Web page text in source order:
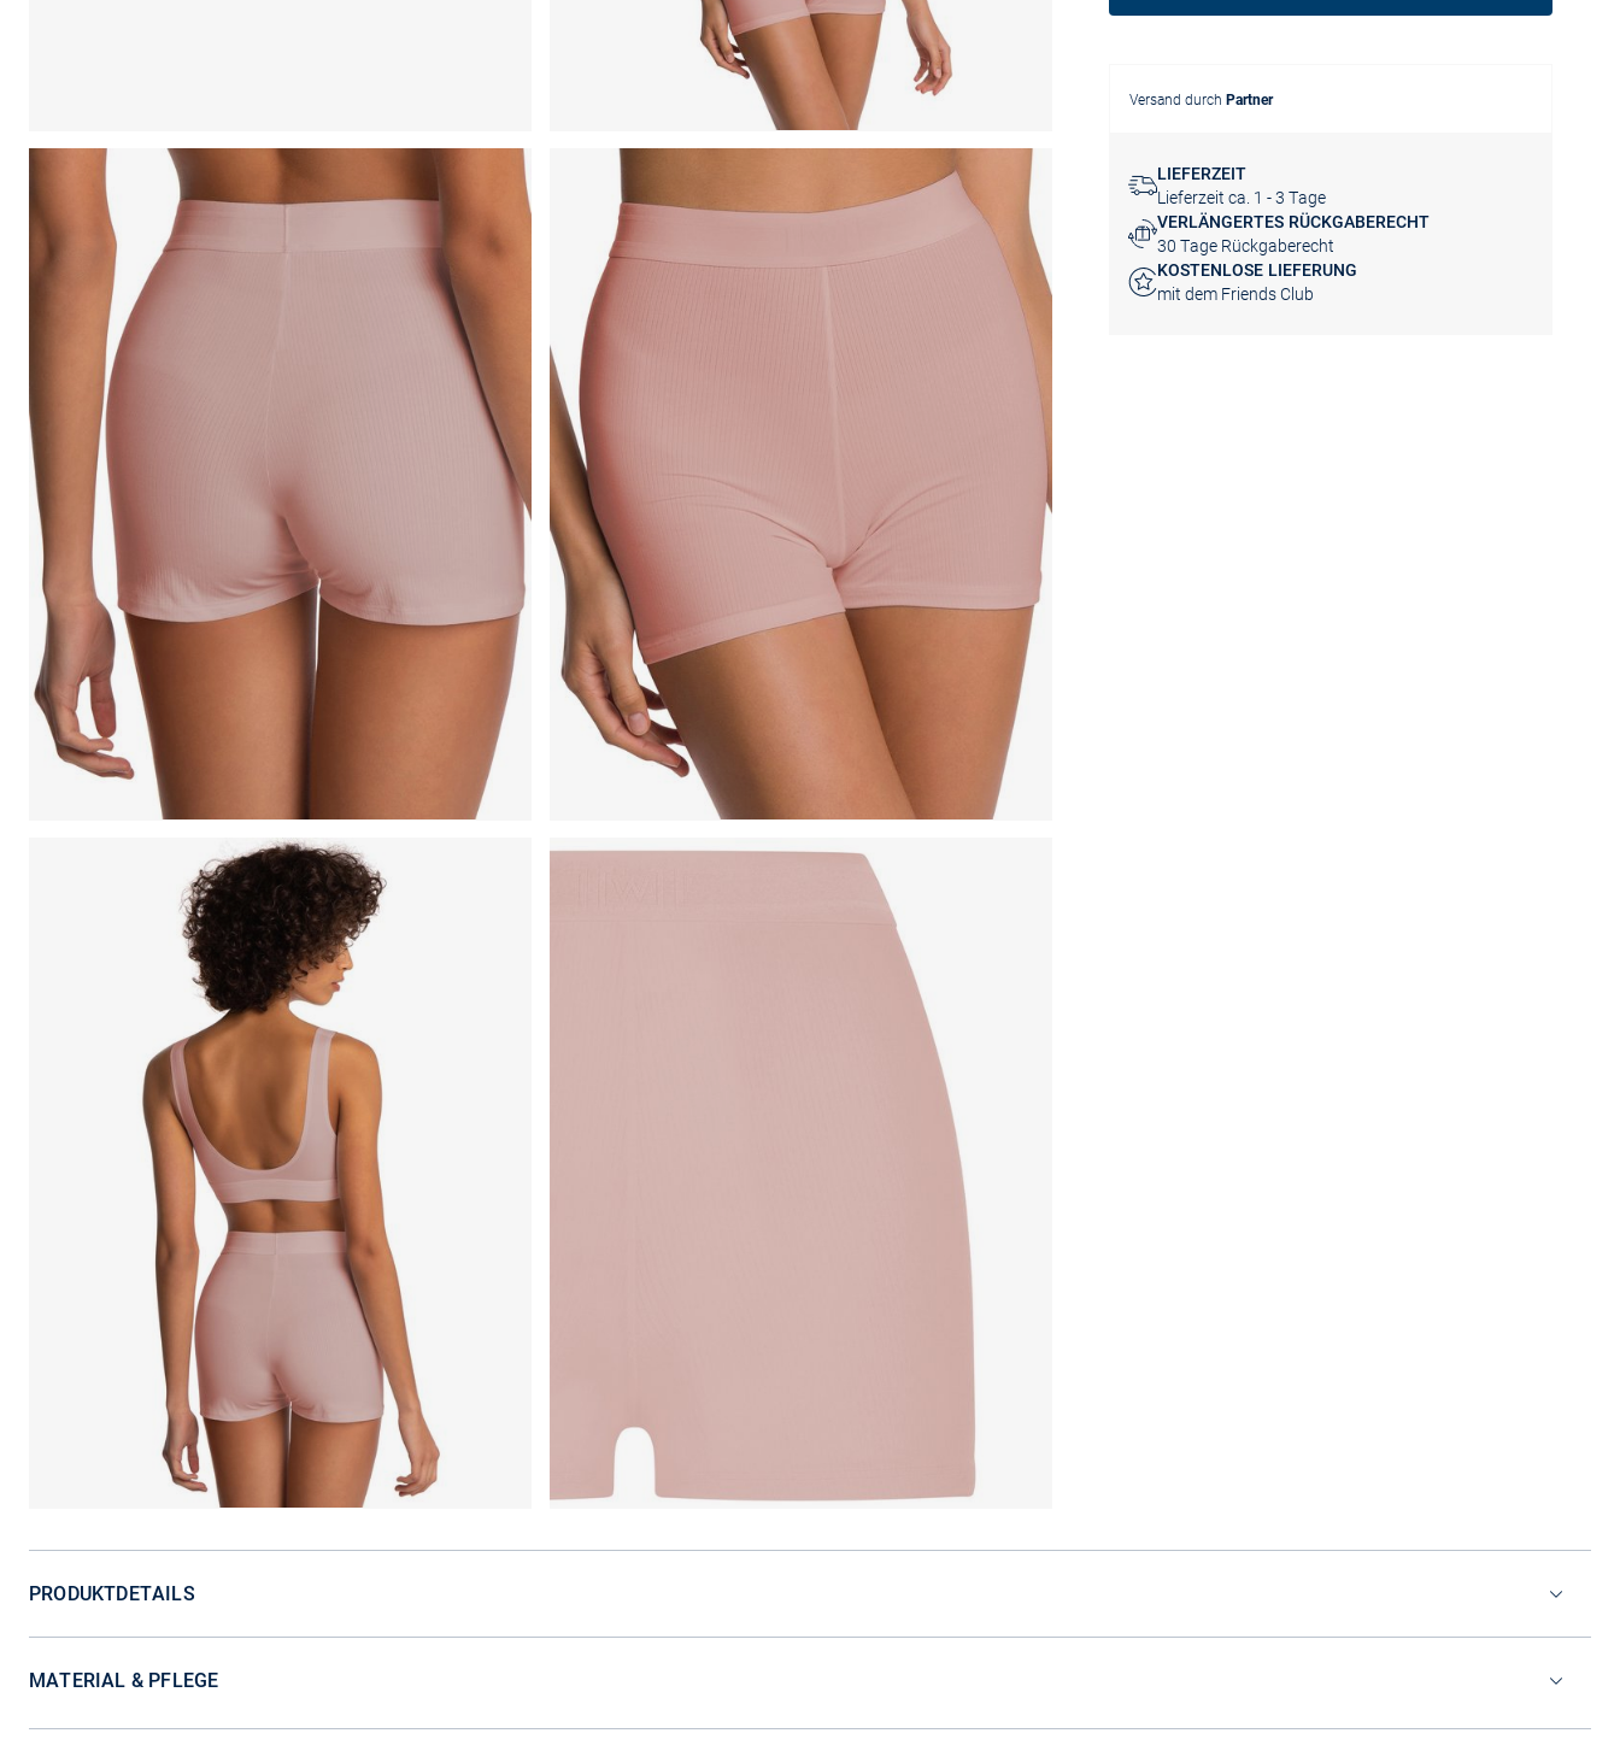
Versand durch Partner
LIEFERZEIT
Lieferzeit ca. 1 - 3 Tage
VERLÄNGERTES RÜCKGABERECHT
30 Tage Rückgaberecht
KOSTENLOSE LIEFERUNG
mit dem Friends Club
PRODUKTDETAILS
MATERIAL & PFLEGE